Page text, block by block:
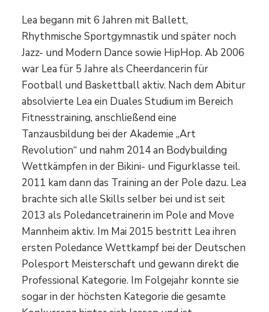
Lea begann mit 6 Jahren mit Ballett,
Rhythmische Sportgymnastik und später noch
Jazz- und Modern Dance sowie HipHop. Ab 2006
war Lea für 5 Jahre als Cheerdancerin für
Football und Baskettball aktiv. Nach dem Abitur
absolvierte Lea ein Duales Studium im Bereich
Fitnesstraining, anschließend eine
Tanzausbildung bei der Akademie „Art
Revolution“ und nahm 2014 an Bodybuilding
Wettkämpfen in der Bikini- und Figurklasse teil.
2011 kam dann das Training an der Pole dazu. Lea
brachte sich alle Skills selber bei und ist seit
2013 als Poledancetrainerin im Pole and Move
Mannheim aktiv. Im Mai 2015 bestritt Lea ihren
ersten Poledance Wettkampf bei der Deutschen
Polesport Meisterschaft und gewann direkt die
Professional Kategorie. Im Folgejahr konnte sie
sogar in der höchsten Kategorie die gesamte